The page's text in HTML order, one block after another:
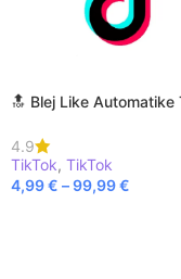
🔝 Blej Like Automatike
4.9
TikTok, TikTok
4,99€ –99,99€